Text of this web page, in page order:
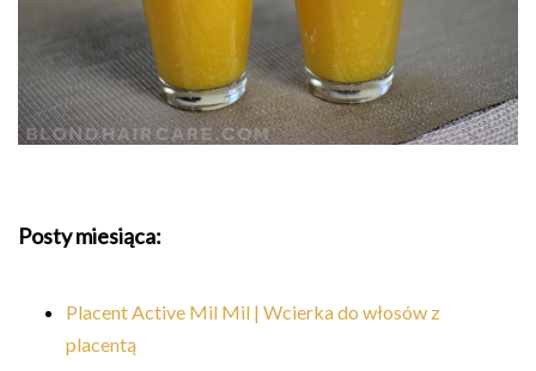
Posty miesiąca:
Placent Active Mil Mil | Wcierka do włosów z
placentą